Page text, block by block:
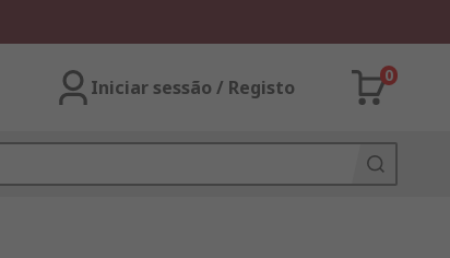
Iniciar sessão / Registo
0